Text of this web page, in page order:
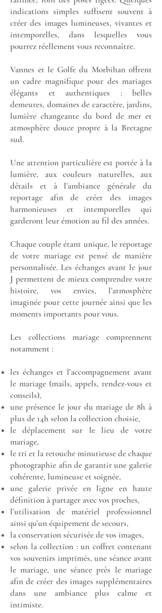
indications simples suffisent souvent à
créer des images lumineuses, vivantes et
intemporelles, dans lesquelles vous
pourrez réellement vous reconnaître.
Vannes et le Golfe du Morbihan offrent
un cadre magnifique pour des mariages
élégants et authentiques : belles
demeures, domaines de caractère, jardins,
lumière changeante du bord de mer et
atmosphère douce propre à la Bretagne
sud.
Une attention particulière est portée à la
lumière, aux couleurs naturelles, aux
détails et à l’ambiance générale du
reportage afin de créer des images
harmonieuses et intemporelles qui
garderont leur émotion au fil des années.
Chaque couple étant unique, le reportage
de votre mariage est pensé de manière
personnalisée. Les échanges avant le jour
J permettent de mieux comprendre votre
histoire, vos envies, l’atmosphère
imaginée pour cette journée ainsi que les
moments importants pour vous.
Les collections mariage comprennent
notamment :
les échanges et l’accompagnement avant
le mariage (mails, appels, rendez-vous et
conseils),
une présence le jour du mariage de 8h à
plus de 14h selon la collection choisie,
le déplacement sur le lieu de votre
mariage,
le tri et la retouche minutieuse de chaque
photographie afin de garantir une galerie
cohérente, lumineuse et soignée,
une galerie privée en ligne en haute
définition à partager avec vos proches,
l’utilisation de matériel professionnel
ainsi qu’un équipement de secours,
la conservation sécurisée de vos images,
selon la collection : un coffret contenant
vos souvenirs imprimés, une séance avant
le mariage, une séance près le mariage
afin de créer des images supplémentaires
dans une ambiance plus calme et
intimiste.